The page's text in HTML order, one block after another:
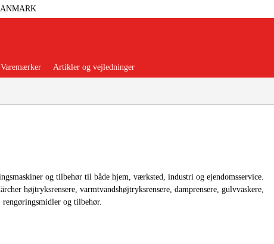
Og Nødstrøm Trykluft
Maskiner Og Værktøj
Varemærker Artikler og vejledninger
og tilbehør til både hjem, værksted, industri og ejendomsservice.
højtryksrensere, varmtvandshøjtryksrensere, damprensere, gulvvaskere,
rengøringsmidler og tilbehør.